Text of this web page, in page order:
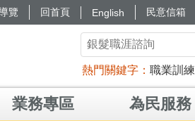
覽 回首頁 English 民意信箱
熱門關鍵字 職業訓練
業務專區 為民服務